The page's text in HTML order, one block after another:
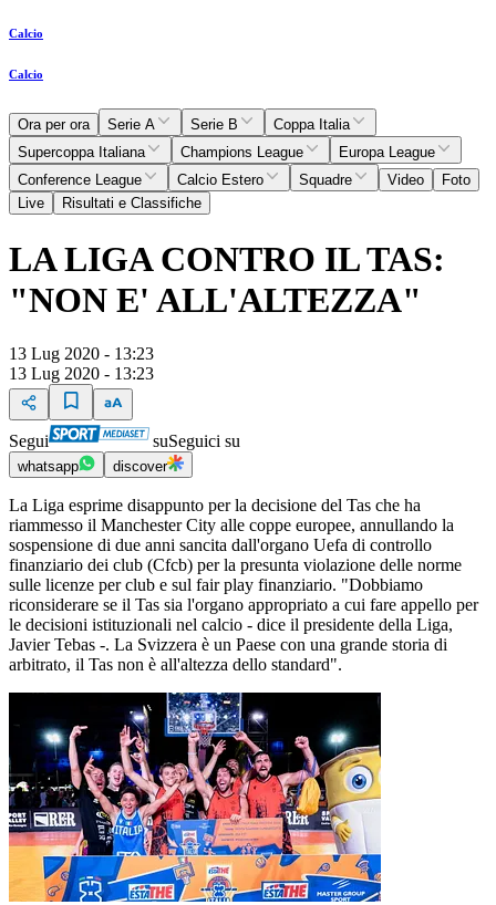
Calcio
Calcio
Ora per ora Serie A Serie B
Coppa Italia
Supercoppa Italiana
Champions League
Europa League
Conference League
Calcio Estero Squadre Video
Foto
Live
Risultati e Classifiche
LA LIGA CONTRO IL TAS:
"NON E' ALL'ALTEZZA"
13 Lug 2020 - 13:23
13 Lug 2020 - 13:23
Segui suSeguici su
whatsapp discover
La Liga esprime disappunto per la decisione del Tas che ha
riammesso il Manchester City alle coppe europee, annullando la
sospensione di due anni sancita dall'organo Uefa di controllo
finanziario dei club (Cfcb) per la presunta violazione delle norme
sulle licenze per club e sul fair play finanziario. "Dobbiamo
riconsiderare se il Tas sia l'organo appropriato a cui fare appello per
le decisioni istituzionali nel calcio - dice il presidente della Liga,
Javier Tebas -. La Svizzera è un Paese con una grande storia di
arbitrato, il Tas non è all'altezza dello standard".